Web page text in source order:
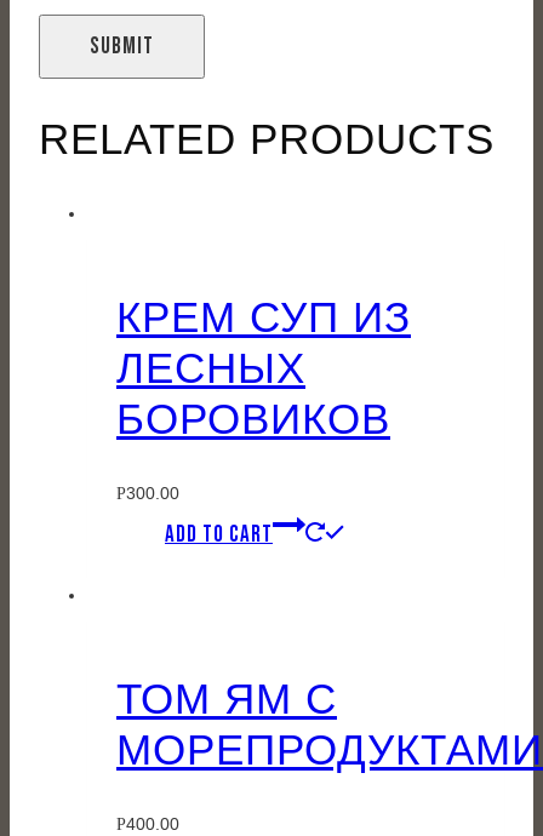
RELATED PRODUCTS
КРЕМ СУП ИЗ
ЛЕСНЫХ
БОРОВИКОВ
Р300.00
ADD TO CART
ТОМ ЯМ С
МОРЕПРОДУКТАМИ
Р400.00